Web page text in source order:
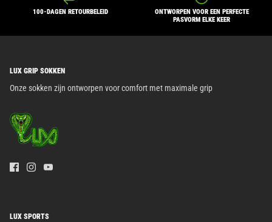
100-DAGEN RETOURBELEID
ONTWORPEN VOOR EEN PERFECTE
PASVORM ELKE KEER
LUX GRIP SOKKEN
Onze sokken zijn ontworpen voor comfort met maximale grip
LUX SPORTS